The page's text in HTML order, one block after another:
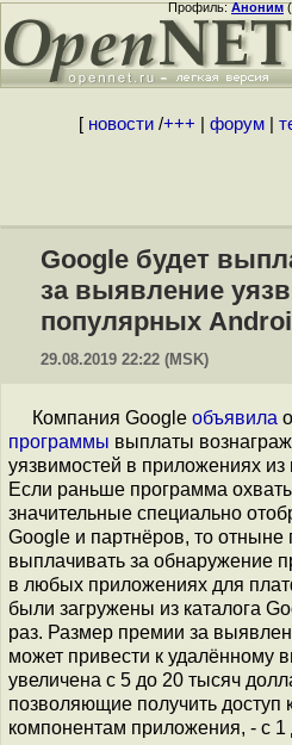
Профиль:Аноним(
[ новости/+++ форум|
Google будет
за выявление
популярных
29.08.2019 22:22 (MSK)
Компания Google объявила
программы выплаты
уязвимостей в приложениях из
Если раньше программа
значительные специально
Google и партнёров, то отныне
выплачивать за обнаружение
в любых приложениях для
были загружены из каталога
раз. Размер премии за
может привести к удалённому
увеличена с 5 до 20 тысяч
позволяющие получить
компонентам приложения, - с